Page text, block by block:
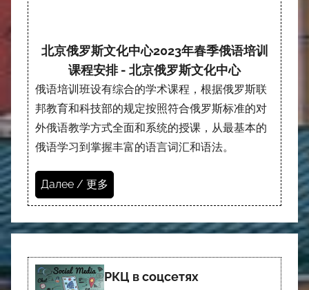
北京俄罗斯文化中心2023年春季俄语培训
课程安排 - 北京俄罗斯文化中心
俄语培训班设有综合的学术课程，根据俄罗斯联
邦教育和科技部的规定按照符合俄罗斯标准的对
外俄语教学方式全面和系统的授课，从最基本的
俄语学习到掌握丰富的语言词汇和语法。
Далее / 更多
РКЦ в соцсетях